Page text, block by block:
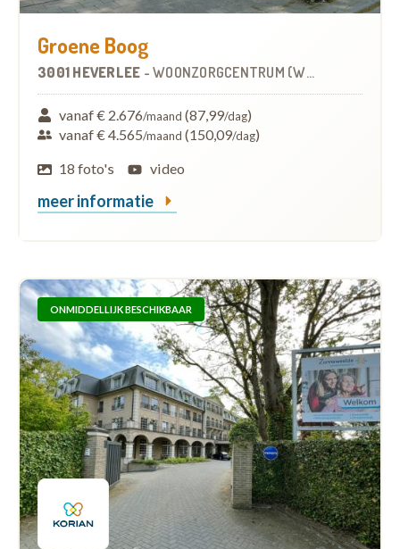
Groene Boog
3001 HEVERLEE - WOONZORGCENTRUM (WZC)
vanaf € 2.676/maand (87,99/dag)
vanaf € 4.565/maand (150,09/dag)
18 foto's
video
meer informatie
ONMIDDELLIJK BESCHIKBAAR